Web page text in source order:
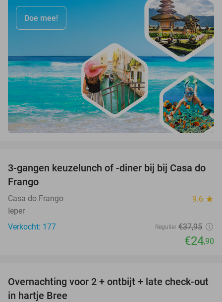
Doe mee!
34%
3-gangen keuzelunch of -diner bij bij Casa do
Frango
Casa do Frango 9.6 star
Ieper
Verkocht: 177
Regulier €37,95
€24,90
41%
TODAY
Overnachting voor 2 + ontbijt + late check-out
in hartje Bree